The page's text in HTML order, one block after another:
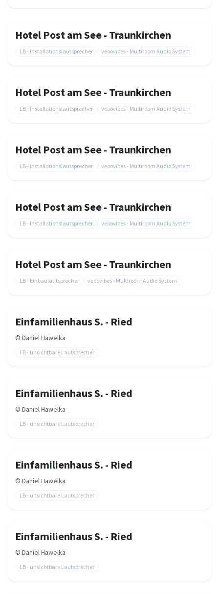
Hotel Post am See - Traunkirchen
LB - Installationslautsprecher veoovibes - Multiroom Audio System
Hotel Post am See - Traunkirchen
LB - Installationslautsprecher veoovibes - Multiroom Audio System
Hotel Post am See - Traunkirchen
LB - Installationslautsprecher veoovibes - Multiroom Audio System
Hotel Post am See - Traunkirchen
LB - Installationslautsprecher veoovibes - Multiroom Audio System
Hotel Post am See - Traunkirchen
LB - Einbaulautsprecher veoovibes - Multiroom Audio System
Einfamilienhaus S. - Ried
© Daniel Hawelka
LB - unsichtbare Lautsprecher
Einfamilienhaus S. - Ried
© Daniel Hawelka
LB - unsichtbare Lautsprecher
Einfamilienhaus S. - Ried
© Daniel Hawelka
LB - unsichtbare Lautsprecher
Einfamilienhaus S. - Ried
© Daniel Hawelka
LB - unsichtbare Lautsprecher